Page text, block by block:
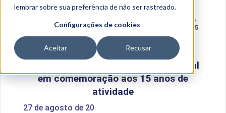
lembrar sobre sua preferência de não ser rastreado.
Configurações de cookies
Aceitar Recusar
Polo de
Anchieta realiza evento virtual em comemoração aos 15
anos de atividade
Polo de Anchieta realiza evento virtual
em comemoração aos 15 anos de
atividade
27 de agosto de 20